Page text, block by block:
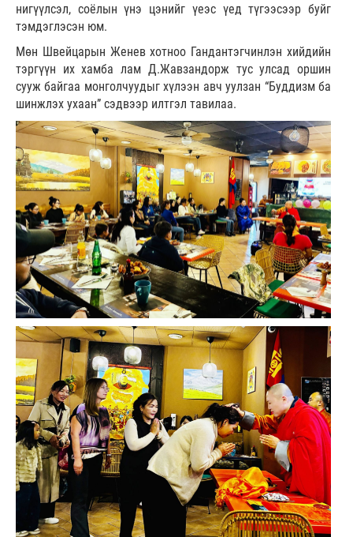
нигүүлсэл, соёлын үнэ цэнийг үеэс үед түгээсээр буйг
тэмдэглэсэн юм.
Мөн Швейцарын Женев хотноо Гандантэгчинлэн хийдийн
тэргүүн их хамба лам Д.Жавзандорж тус улсад оршин
сууж байгаа монголчуудыг хүлээн авч уулзан “Буддизм ба
шинжлэх ухаан” сэдвээр илтгэл тавилаа.